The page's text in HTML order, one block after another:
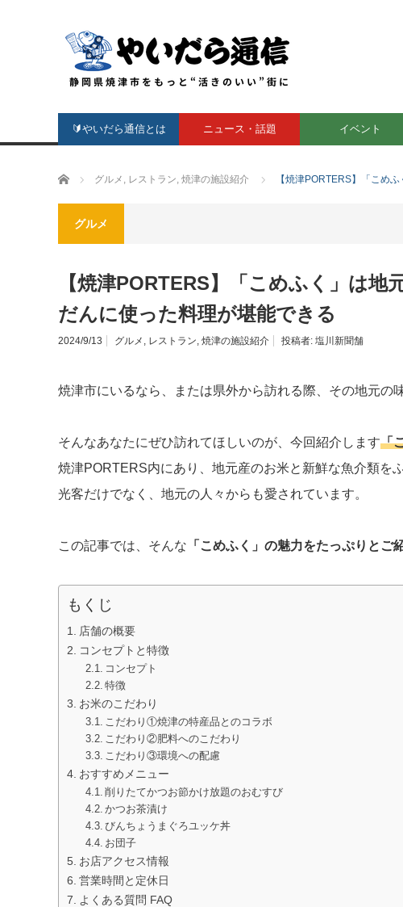
🔰やいだら通信とは ニュース・話題 イベント
ホーム グルメ , レストラン, 焼津の施設紹介 【焼津PORTERS】「こめ
グルメ
【焼津PORTERS】「こめふく」は
だんに使った料理が堪能できる
2024/9/13 グルメ , レストラン, 焼津の施設紹介 投稿者: 塩川新聞舗
焼津市にいるなら、または県外から訪れる際、その地元の
そんなあなたにぜひ訪れてほしいのが、今回紹介します「
焼津PORTERS内にあり、地元産のお米と新鮮な魚介類を
光客だけでなく、地元の人々からも愛されています。
この記事では、そんな 「こめふく」の魅力をたっぷりとご
もくじ
店舗の概要
コンセプトと特徴
コンセプト
特徴
お米のこだわり
こだわり①焼津の特産品とのコラボ
こだわり②肥料へのこだわり
こだわり③環境への配慮
おすすめメニュー
削りたてかつお節かけ放題のおむすび
かつお茶漬け
びんちょうまぐろユッケ丼
お団子
お店アクセス情報
営業時間と定休日
よくある質問 FAQ